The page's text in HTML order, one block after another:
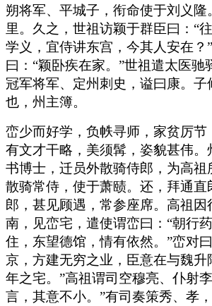
朔将军、平城子，衔命使于刘义隆
里。久之，世祖访颖于群臣曰：“
学义，宜侍讲东宫，今其人安在？
曰：“颖卧疾在家。”世祖遣太医驰
冠军将军、定州刺史，谥曰康。子
也，州主簿。
峦少而好学，负帙寻师，家贫厉节
有文才干略，美须髯，姿貌甚伟。
书博士，迁员外散骑侍郎，为高祖
散骑常侍，使于萧赜。还，拜通直
郎，甚见顾遇，常参座席。高祖因
南，见峦宅，遣使谓峦曰：“朝行
住，东望德馆，情有依然。”峦对
京，方建无穷之业，臣意在与魏升
年之宅。”高祖谓司空穆亮、仆射
言，其意不小。”有司奏策秀、孝